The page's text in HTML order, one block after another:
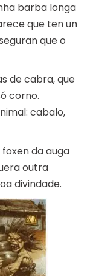
barba longa
que ten un
que o
de cabra, que
corno.
cabalo,
da auga
outra
divindade.